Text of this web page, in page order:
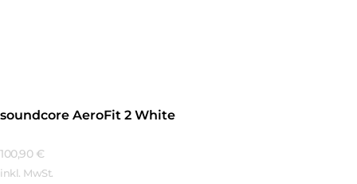
soundcore AeroFit 2 White
100,90 €
inkl. MwSt.